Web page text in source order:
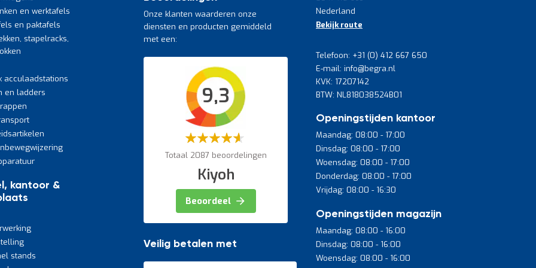
en werktafels
en paktafels
stapelracks,
acculaadstations
en ladders
kantoor &
stands
Onze klanten waarderen onze
diensten en producten gemiddeld
met een:
9,3
Waardering:
Totaal 2087 beoordelingen
Kiyoh
Beoordeel
Veilig betalen met
Nederland
Bekijk route
Telefoon: +31 (0) 412 667 650
E-mail: info@begra.nl
KVK: 17207142
BTW: NL818038524B01
Openingstijden kantoor
Maandag: 08:00 - 17:00
Dinsdag: 08:00 - 17:00
Woensdag: 08:00 - 17:00
Donderdag: 08:00 - 17:00
Vrijdag: 08:00 - 16:30
Openingstijden magazijn
Maandag: 08:00 - 16:00
Dinsdag: 08:00 - 16:00
Woensdag: 08:00 - 16:00